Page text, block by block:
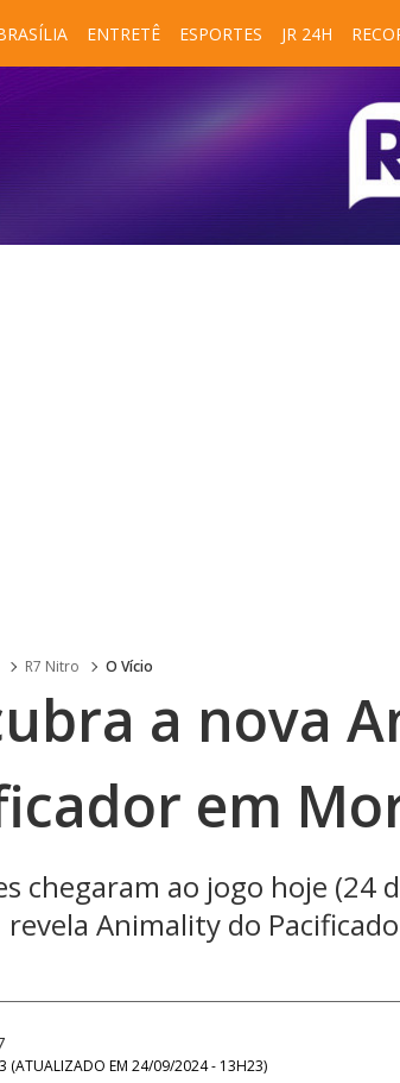
ENTRETÊ ESPORTES JR 24H
R7 Nitro O Vício
a nova
em
chegaram ao jogo hoje (24
revela Animality do
(ATUALIZADO EM 24/09/2024 - 13H23)